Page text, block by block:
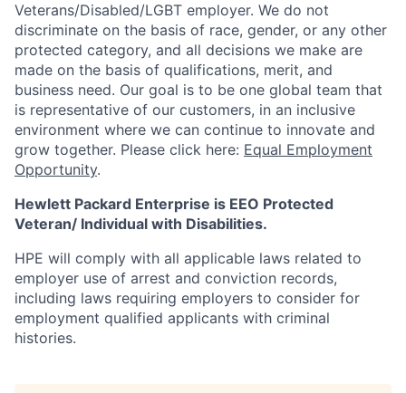
Veterans/Disabled/LGBT employer. We do not
discriminate on the basis of race, gender, or any other
protected category, and all decisions we make are
made on the basis of qualifications, merit, and
business need. Our goal is to be one global team that
is representative of our customers, in an inclusive
environment where we can continue to innovate and
grow together. Please click here: Equal Employment
Opportunity.
Hewlett Packard Enterprise is EEO Protected
Veteran/ Individual with Disabilities.
HPE will comply with all applicable laws related to
employer use of arrest and conviction records,
including laws requiring employers to consider for
employment qualified applicants with criminal
histories.